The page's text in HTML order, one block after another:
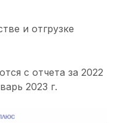
и отгрузке
с отчета за 2022
2023 г.